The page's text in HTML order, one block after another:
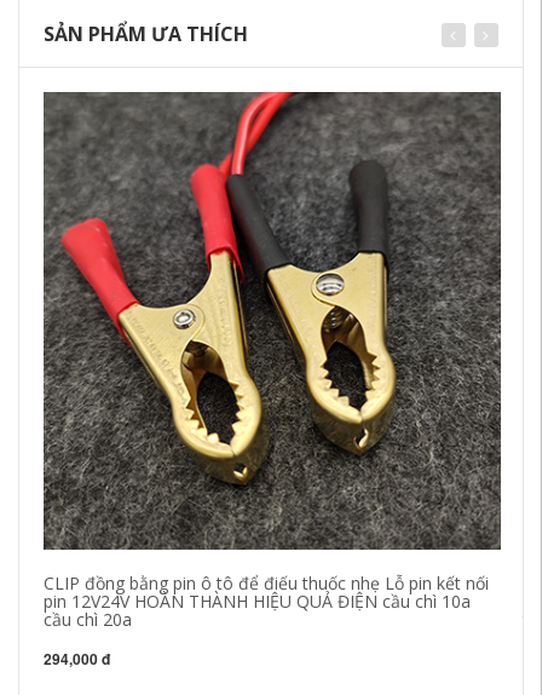
SẢN PHẨM ƯA THÍCH
CLIP đồng bằng pin ô tô để điếu thuốc nhẹ Lỗ pin kết nối
pin 12V24V HOÀN THÀNH HIỆU QUẢ ĐIỆN cầu chì 10a
cầu chì 20a
294,000 đ